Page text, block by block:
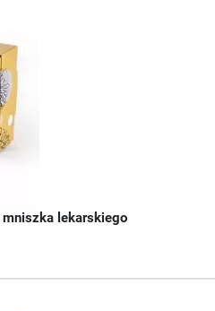
mniszka lekarskiego